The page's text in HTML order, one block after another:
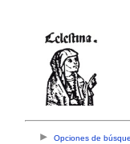
Opciones de